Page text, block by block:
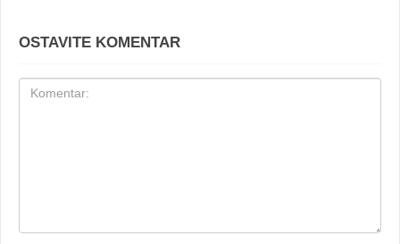
OSTAVITE KOMENTAR